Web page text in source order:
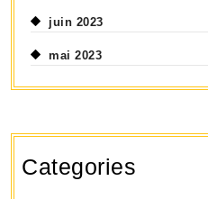
juin 2023
mai 2023
Categories